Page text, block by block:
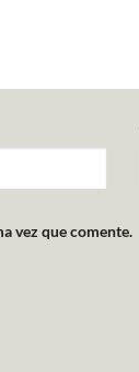
vez que comente.